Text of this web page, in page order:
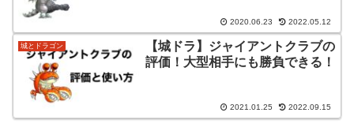
2020.06.23 2022.05.12
城とドラゴン
【城ドラ】ジャイアントクラブの
評価！大型相手にも勝負できる！
2021.01.25 2022.09.15